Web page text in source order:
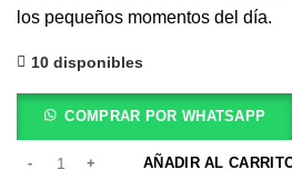
los pequeños momentos del día.
10 disponibles
COMPRAR POR WHATSAPP
AÑADIR AL